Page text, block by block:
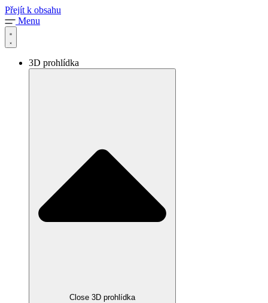
Přejít k obsahu
Menu
3D prohlídka
Close 3D prohlídka